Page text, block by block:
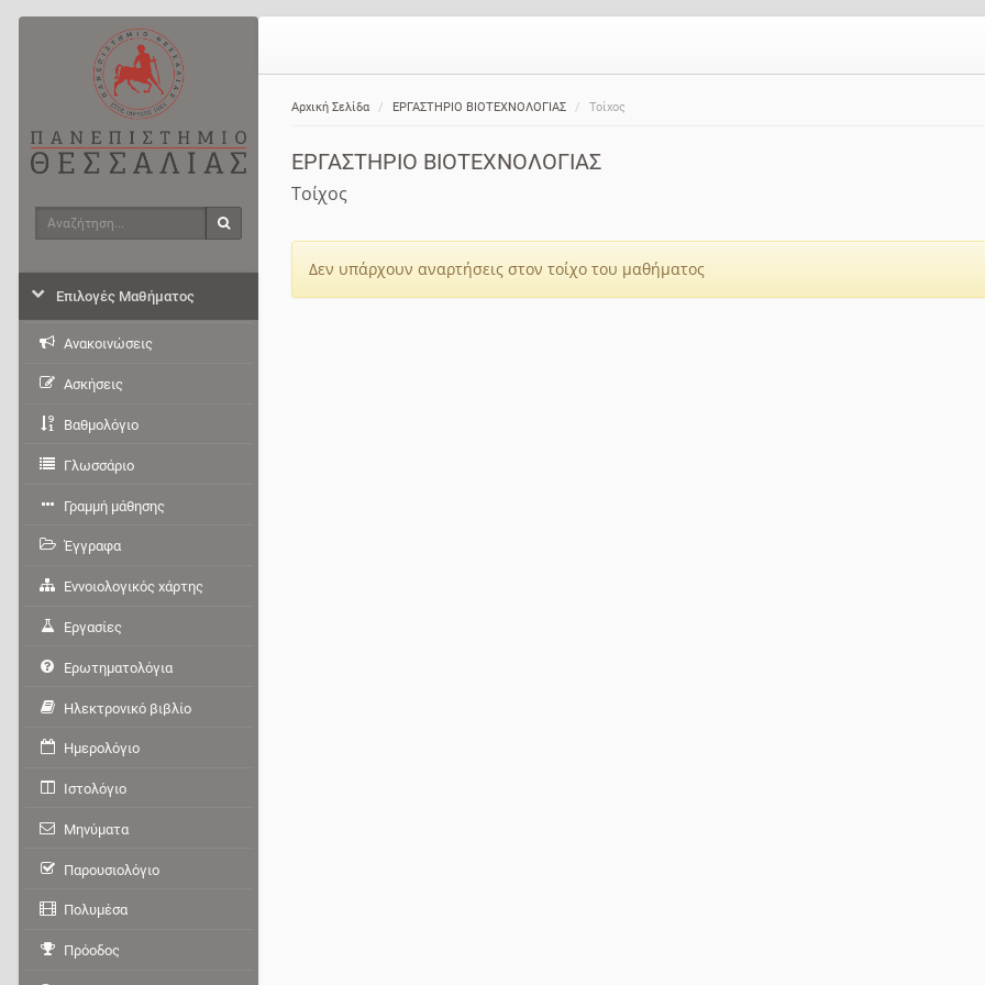
Αρχική Σελίδα ΕΡΓΑΣΤΗΡΙΟ ΒIΟΤΕΧΝΟΛΟΓΙΑΣ Τοίχος
ΕΡΓΑΣΤΗΡΙΟ ΒIΟΤΕΧΝΟΛΟΓΙΑΣ
Τοίχος
Δεν υπάρχουν αναρτήσεις στον τοίχο του μαθήματος
Αναζήτηση
Επιλογές Μαθήματος
Ανακοινώσεις
Ασκήσεις
Βαθμολόγιο
Γλωσσάριο
Γραμμή μάθησης
Έγγραφα
Εννοιολογικός χάρτης
Εργασίες
Ερωτηματολόγια
Ηλεκτρονικό βιβλίο
Ημερολόγιο
Ιστολόγιο
Μηνύματα
Παρουσιολόγιο
Πολυμέσα
Πρόοδος